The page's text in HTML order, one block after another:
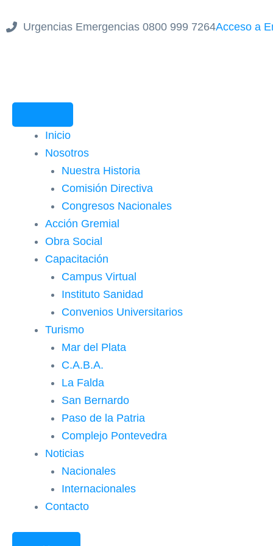
al
Urgencias Emergencias 0800 999 7264Acceso a
Inicio
Nosotros
Nuestra Historia
Comisión Directiva
Congresos Nacionales
Acción Gremial
Obra Social
Capacitación
Campus Virtual
Instituto Sanidad
Convenios Universitarios
Turismo
Mar del Plata
C.A.B.A.
La Falda
San Bernardo
Paso de la Patria
Complejo Pontevedra
Noticias
Nacionales
Internacionales
Contacto